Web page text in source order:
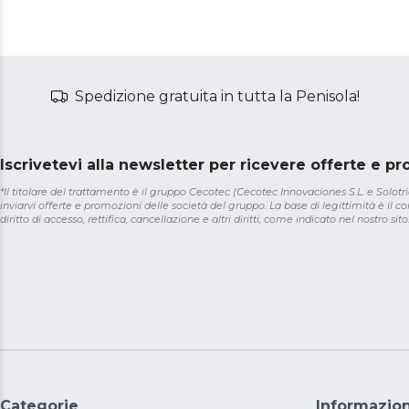
Spedizione gratuita in tutta la Penisola!
Iscrivetevi alla newsletter per ricevere offerte e
*Il titolare del trattamento è il gruppo Cecotec (Cecotec Innovaciones S.L. e
inviarvi offerte e promozioni delle società del gruppo. La base di legittimità è il
diritto di accesso, rettifica, cancellazione e altri diritti, come indicato nel nostro sito.